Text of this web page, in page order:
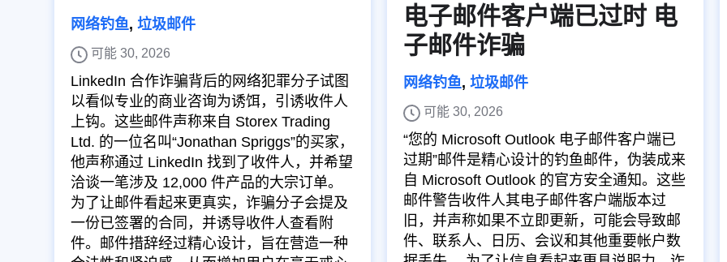
网络钓鱼, 垃圾邮件
可能 30, 2026
LinkedIn 合作诈骗背后的网络犯罪分子试图
以看似专业的商业咨询为诱饵，引诱收件人
上钩。这些邮件声称来自 Storex Trading
Ltd. 的一位名叫“Jonathan Spriggs”的买家，
他声称通过 LinkedIn 找到了收件人，并希望
洽谈一笔涉及 12,000 件产品的大宗订单。
为了让邮件看起来更真实，诈骗分子会提及
一份已签署的合同，并诱导收件人查看附
件。邮件措辞经过精心设计，旨在营造一种
电子邮件客户端已过时 电
子邮件诈骗
网络钓鱼, 垃圾邮件
可能 30, 2026
“您的 Microsoft Outlook 电子邮件客户端已
过期”邮件是精心设计的钓鱼邮件，伪装成来
自 Microsoft Outlook 的官方安全通知。这些
邮件警告收件人其电子邮件客户端版本过
旧，并声称如果不立即更新，可能会导致邮
件、联系人、日历、会议和其他重要帐户数